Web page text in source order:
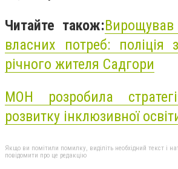
Читайте також:
власних потреб: поліція
річного жителя Садгори
МОН розробила
розвитку інклюзивної
Якщо ви помітили помилку, виділіть необхідний текст і
повідомити про це редакцію